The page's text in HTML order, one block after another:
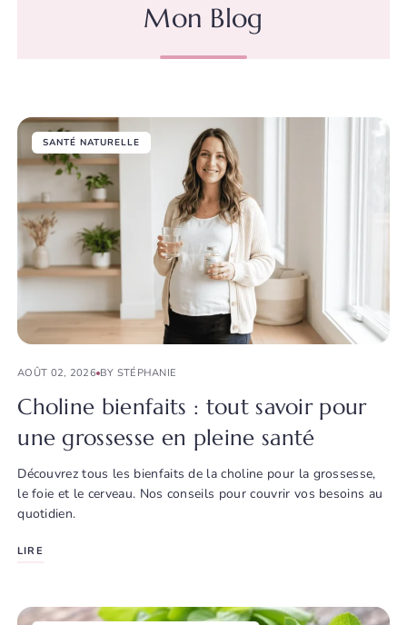
Mon Blog
SANTÉ NATURELLE
AOÛT 02, 2026 BY STÉPHANIE
Choline bienfaits : tout savoir pour
une grossesse en pleine santé
Découvrez tous les bienfaits de la choline pour la grossesse,
le foie et le cerveau. Nos conseils pour couvrir vos besoins au
quotidien.
LIRE